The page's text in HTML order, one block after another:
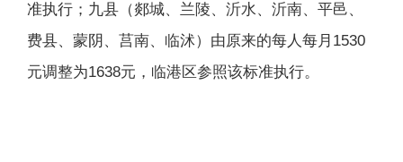
准执行；九县（郯城、兰陵、沂水、沂南、平邑、
费县、蒙阴、莒南、临沭）由原来的每人每月1530
元调整为1638元，临港区参照该标准执行。